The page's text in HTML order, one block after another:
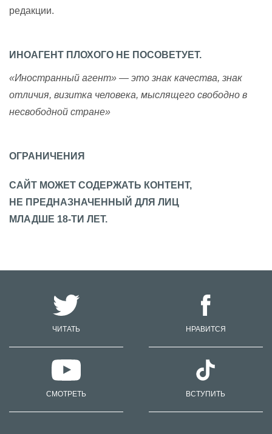
редакции.
ИНОАГЕНТ ПЛОХОГО НЕ ПОСОВЕТУЕТ.
«Иностранный агент» — это знак качества, знак
отличия, визитка человека, мыслящего свободно в
несвободной стране»
ОГРАНИЧЕНИЯ
САЙТ МОЖЕТ СОДЕРЖАТЬ КОНТЕНТ,
НЕ ПРЕДНАЗНАЧЕННЫЙ ДЛЯ ЛИЦ
МЛАДШЕ 18-ТИ ЛЕТ.
ЧИТАТЬ НРАВИТСЯ
СМОТРЕТЬ ВСТУПИТЬ